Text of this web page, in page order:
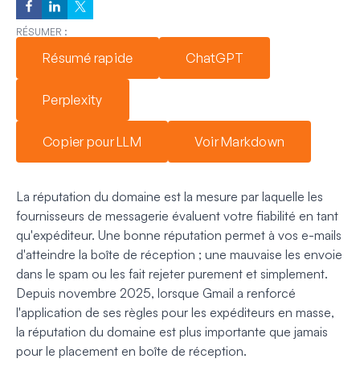
RÉSUMER :
Résumé rapide ChatGPT
Perplexity
Copier pour LLM Voir Markdown
La réputation du domaine est la mesure par laquelle les
fournisseurs de messagerie évaluent votre fiabilité en tant
qu'expéditeur. Une bonne réputation permet à vos e-mails
d'atteindre la boîte de réception ; une mauvaise les envoie
dans le spam ou les fait rejeter purement et simplement.
Depuis novembre 2025, lorsque Gmail a renforcé
l'application de ses règles pour les expéditeurs en masse,
la réputation du domaine est plus importante que jamais
pour le placement en boîte de réception.